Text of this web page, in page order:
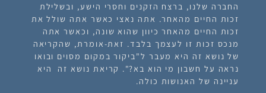
החברה שלנו, ברצח הזקנים וחסרי הישע, ובשלילת
זכות החיים מהאחר. אתה נאצי כאשר אתה שולל את
זכות החיים מהאחר כיוון שהוא שונה, וכאשר אתה
מנכס זכות זו לעצמך בלבד. זאת-אומרת, שהקריאה
של נושא זה היא מעבר ל"ביקור במקום מסוים ובואו
נראה על חשבון מי הוא בא?". קריאת נושא זה היא
עניינה של האנושות כולה.